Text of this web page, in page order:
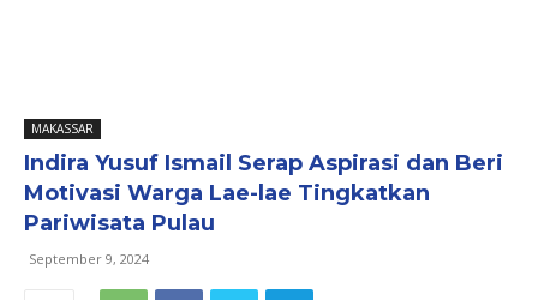
MAKASSAR
Indira Yusuf Ismail Serap Aspirasi dan Beri
Motivasi Warga Lae-lae Tingkatkan
Pariwisata Pulau
September 9, 2024